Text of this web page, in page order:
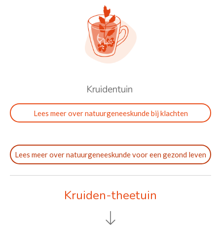
Kruidentuin
Lees meer over natuurgeneeskunde bij klachten
Lees meer over natuurgeneeskunde voor een gezond leven
Kruiden-theetuin